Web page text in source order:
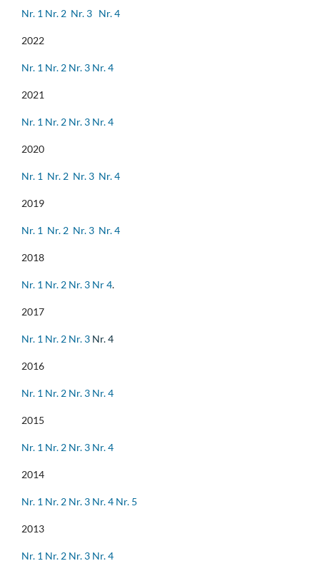
Nr. 1 Nr. 2 Nr. 3 Nr. 4
2022
Nr. 1 Nr. 2 Nr. 3 Nr. 4
2021
Nr. 1 Nr. 2 Nr. 3 Nr. 4
2020
Nr. 1 Nr. 2 Nr. 3 Nr. 4
2019
Nr. 1 Nr. 2 Nr. 3 Nr. 4
2018
Nr. 1 Nr. 2 Nr. 3 Nr 4.
2017
Nr. 1 Nr. 2 Nr. 3 Nr. 4
2016
Nr. 1 Nr. 2 Nr. 3 Nr. 4
2015
Nr. 1 Nr. 2 Nr. 3 Nr. 4
2014
Nr. 1 Nr. 2 Nr. 3 Nr. 4 Nr. 5
2013
Nr. 1 Nr. 2 Nr. 3 Nr. 4